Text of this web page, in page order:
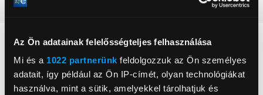
Az Ön adatainak felelősségteljes felhasználása
Mi és a 1022 partnerünk feldolgozzuk az Ön személyes
adatait, így például az Ön IP-címét, olyan technológiákat
használva, mint a sütik, amelyekkel tárolhatjuk és
Részletes ismertető
Neked ajánljuk